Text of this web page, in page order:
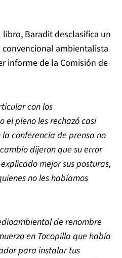
Baradit desclasifica un
ambientalista
informe de la Comisión de
con los
el pleno les rechazó casi
conferencia de prensa no
dijeron que su error
mejor sus posturas,
no les habíamos
de renombre
en Tocopilla que había
para instalar tus